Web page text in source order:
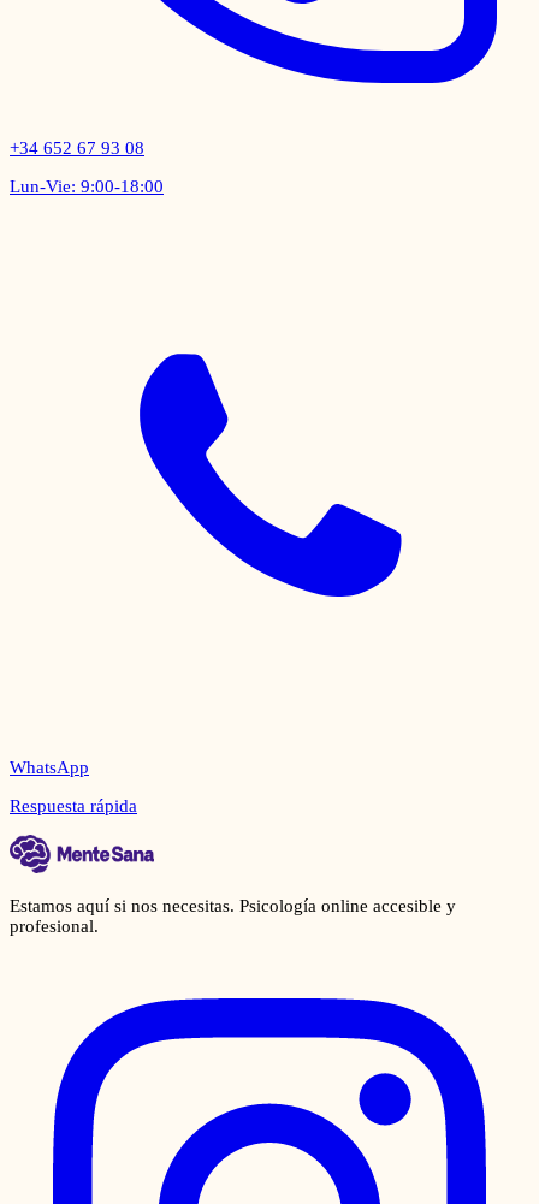
+34 652 67 93 08
Lun-Vie: 9:00-18:00
WhatsApp
Respuesta rápida
Estamos aquí si nos necesitas. Psicología online accesible y
profesional.